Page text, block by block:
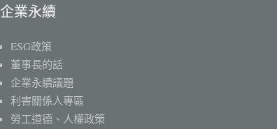
企業永續
ESG政策
董事長的話
企業永續議題
利害關係人專區
勞工道德、人權政策